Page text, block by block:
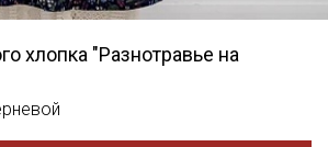
хлопка "Разнотравье на